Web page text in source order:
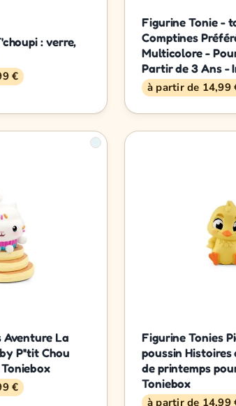
: verre,
€
Figurine Tonie -
Comptines
Multicolore -
Partir de 3 Ans -
à partir de 14,99
Aventure La
P''tit Chou
€
Figurine Tonies
poussin Histoires
de printemps
Toniebox
à partir de 14,99